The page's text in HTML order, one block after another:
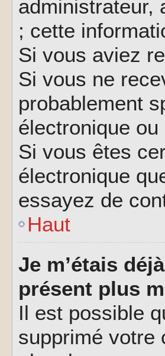
administrateur,
; cette
Si vous aviez
Si vous ne
probablement
électronique
Si vous êtes
électronique
essayez de
Haut
Je m’étais
présent plus
Il est possible
supprimé votre